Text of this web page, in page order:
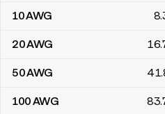
10AWG
20AWG
50AWG
100AWG